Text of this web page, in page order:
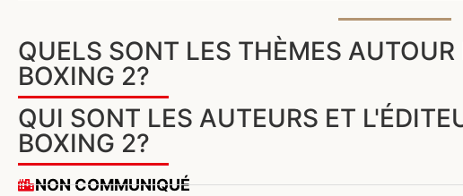
QUELS SONT LES THÈMES
BOXING 2?
QUI SONT LES AUTEURS ET
BOXING 2?
NON COMMUNIQUÉ